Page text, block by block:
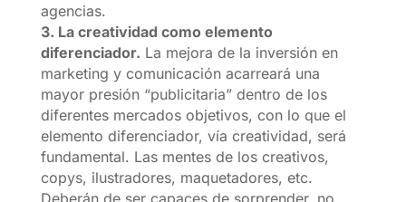
agencias.
3. La creatividad como elemento
diferenciador. La mejora de la inversión en
marketing y comunicación acarreará una
mayor presión “publicitaria” dentro de los
diferentes mercados objetivos, con lo que el
elemento diferenciador, vía creatividad, será
fundamental. Las mentes de los creativos,
copys, ilustradores, maquetadores, etc.
Deberán de ser capaces de sorprender, no